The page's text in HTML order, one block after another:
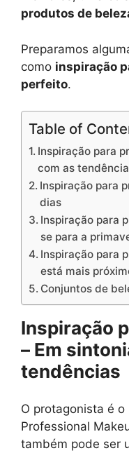
produtos de
Preparamos
como inspiração
perfeito.
Table of
Inspiração para
com as
Inspiração para
dias
Inspiração para
se para a
Inspiração para
está mais
Conjuntos de
Inspiração
– Em
tendências
O protagonista é
Professional
também pode ser